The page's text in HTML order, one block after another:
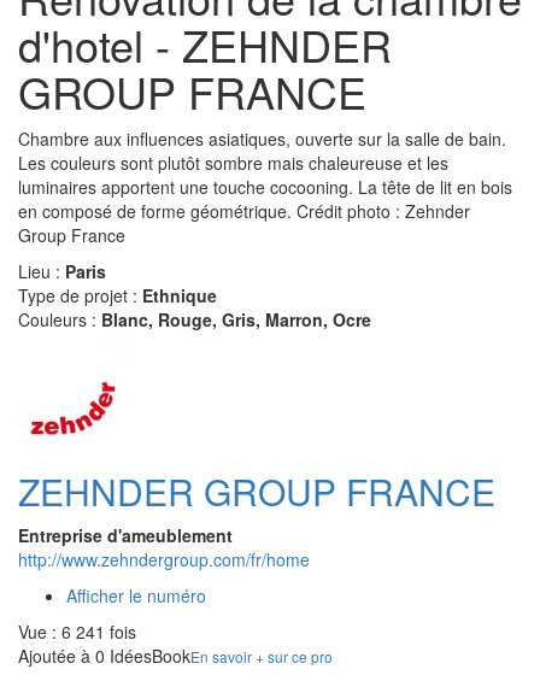
d'hotel - ZEHNDER
GROUP FRANCE
Chambre aux influences asiatiques, ouverte sur la salle de bain.
Les couleurs sont plutôt sombre mais chaleureuse et les
luminaires apportent une touche cocooning. La tête de lit en bois
en composé de forme géométrique. Crédit photo : Zehnder
Group France
Lieu : Paris
Type de projet : Ethnique
Couleurs : Blanc, Rouge, Gris, Marron, Ocre
ZEHNDER GROUP FRANCE
Entreprise d'ameublement
http://www.zehndergroup.com/fr/home
Afficher le numéro
Vue : 6 241 fois
Ajoutée à 0 IdéesBookEn savoir + sur ce pro